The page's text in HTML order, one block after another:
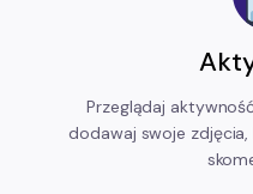
Przeglądaj
dodawaj swoje